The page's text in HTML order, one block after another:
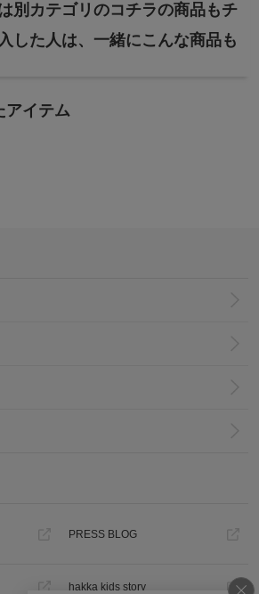
別カテゴリのコチラの商品もチ
した人は、一緒にこんな商品も
アイテム
PRESS BLOG
hakka kids story